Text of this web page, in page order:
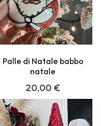
Palle di Natale babbo
natale
20,00€